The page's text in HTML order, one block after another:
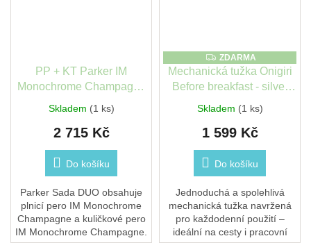
PP + KT Parker IM
Monochrome Champagne
Skladem (1 ks)
2 715 Kč
Do košíku
Parker Sada DUO obsahuje
plnicí pero IM Monochrome
Champagne a kuličkové pero
IM Monochrome Champagne.
Mosazné tělo a víčko pokryté
ZDARMA
ZDARMA
Mechanická tužka Onigiri
Before breakfast - silver
Skladem (1 ks)
1 599 Kč
Do košíku
Jednoduchá a spolehlivá
mechanická tužka navržená
pro každodenní použití –
ideální na cesty i pracovní
stůl. Lehká hliníková